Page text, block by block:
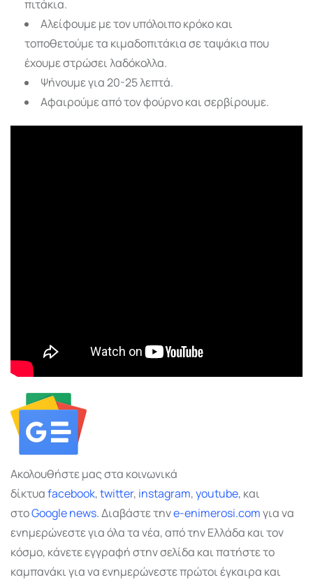
πιτάκια.
Αλείφουμε με τον υπόλοιπο κρόκο και
τοποθετούμε τα κιμαδοπιτάκια σε ταψάκια που
έχουμε στρώσει λαδόκολλα.
Ψήνουμε για 20-25 λεπτά.
Αφαιρούμε από τον φούρνο και σερβίρουμε.
Ακολουθήστε μας στα κοινωνικά
δίκτυαfacebook,twitter, instagram,youtube, και
στοGooglenews.Διαβάστε τηνe-enimerosi.comγια να
ενημερώνεστε για όλα τα νέα, από την Ελλάδα και τον
κόσμο, κάνετε εγγραφή στην σελίδα και πατήστε το
καμπανάκι για να ενημερώνεστε πρώτοι έγκαιρα και